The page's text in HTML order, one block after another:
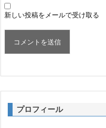
新しい投稿をメールで受け取る
プロフィール